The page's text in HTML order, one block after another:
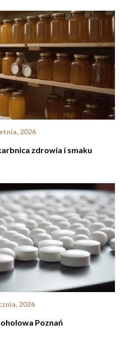
2026
zdrowia i smaku
2026
Poznań